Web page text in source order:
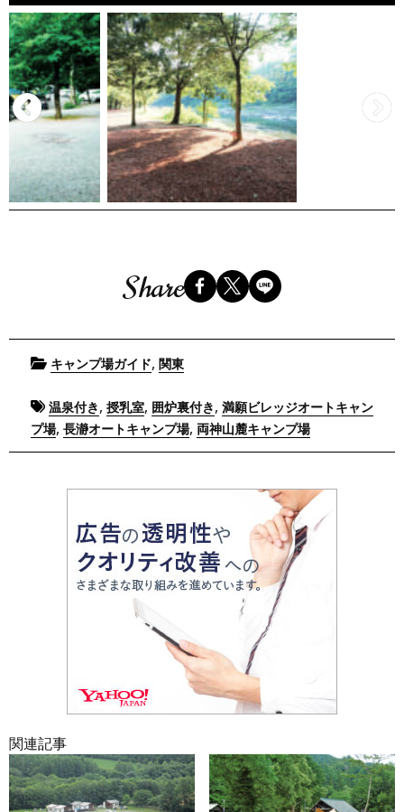
Share
Posted
キャンプ場ガイド, 関東
Tagged
温泉付き, 授乳室, 囲炉裏付き, 満願ビレッジオートキャン
プ場, 長瀞オートキャンプ場, 両神山麓キャンプ場
関連記事